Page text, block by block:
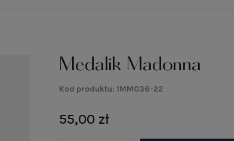
Medalik Madonna
Kod produktu: 1MM036-22
55,00 zł